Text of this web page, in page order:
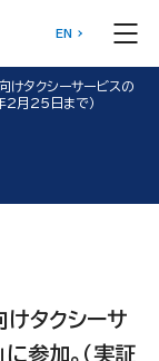
EN
けタクシーサービスの
2月25日まで）
タクシーサ
参加。（実証